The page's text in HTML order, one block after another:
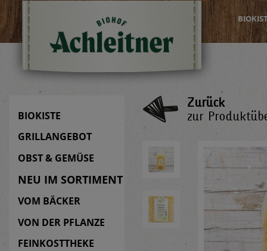
BIOKISTE
GRILLANGEBOT
OBST & GEMÜSE
NEU IM SORTIMENT
VOM BÄCKER
VON DER PFLANZE
FEINKOSTTHEKE
Zurück
zur